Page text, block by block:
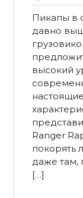
Пикапы в
давно
высокий
Ranger
покорять
даже там,
[…]